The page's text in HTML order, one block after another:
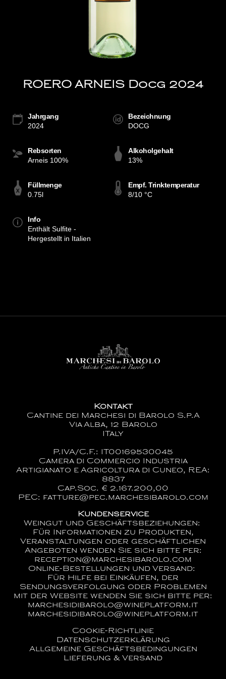
ROERO ARNEIS Docg 2024
Jahrgang
2024
Bezeichnung
DOCG
Rebsorten
Arneis 100%
Alkoholgehalt
13%
Füllmenge
0.75l
Empf. Trinktemperatur
8/10 °C
Info
Enthält Sulfite -
Hergestellt in Italien
Kontakt
Cantine dei Marchesi di Barolo S.p.A
Via Alba, 12 Barolo
ITaly
P.IVA/C.F.: IT00169530045
Camera di Commercio Industria
Artigianato e Agricoltura di Cuneo, REA:
8837
Cap.Soc. € 2.167.200,00
PEC: fatture@pec.marchesibarolo.com
Kundenservice
Weingut und Geschäftsbeziehungen:
Für Informationen zu Produkten,
Veranstaltungen oder geschäftlichen
Angeboten wenden Sie sich bitte per:
reception@marchesibarolo.com
Online-Bestellungen und Versand:
Für Hilfe bei Einkäufen, der
Sendungsverfolgung oder Problemen
mit der Website wenden Sie sich bitte per:
marchesidibarolo@wineplatform.it
marchesidibarolo@wineplatform.it
Cookie-Richtlinie
Datenschutzerklärung
Allgemeine Geschäftsbedingungen
Lieferung & Versand